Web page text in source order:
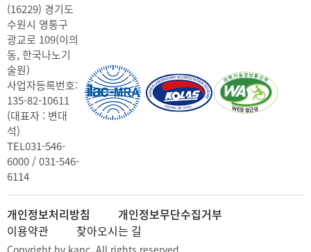
(16229) 경기도
수원시 영통구
광교로 109(이의
동, 한국나노기
술원)
사업자등록번호:
135-82-10611
(대표자 : 변대
석)
TEL031-546-
6000 / 031-546-
6114
개인정보처리방침
개인정보무단수집거부
이용약관
찾아오시는 길
Copyright by kanc. All rights reserved.